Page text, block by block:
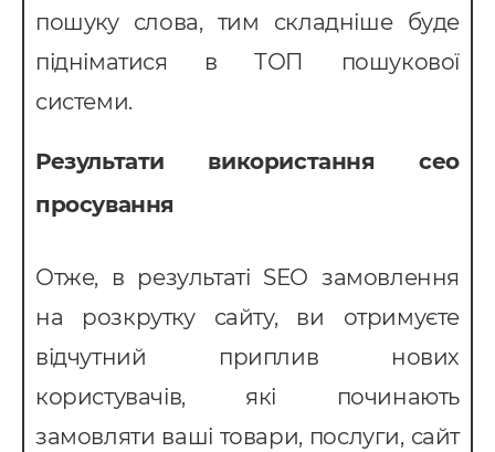
пошуку слова, тим складніше буде
підніматися в ТОП пошукової
системи.
Результати використання сео
просування
Отже, в результаті SЕО замовлення
на розкрутку сайту, ви отримуєте
відчутний приплив нових
користувачів, які починають
замовляти ваші товари, послуги, сайт